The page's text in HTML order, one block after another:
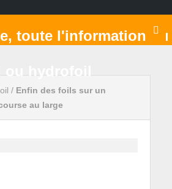
/ Enfin des foils sur un
au large